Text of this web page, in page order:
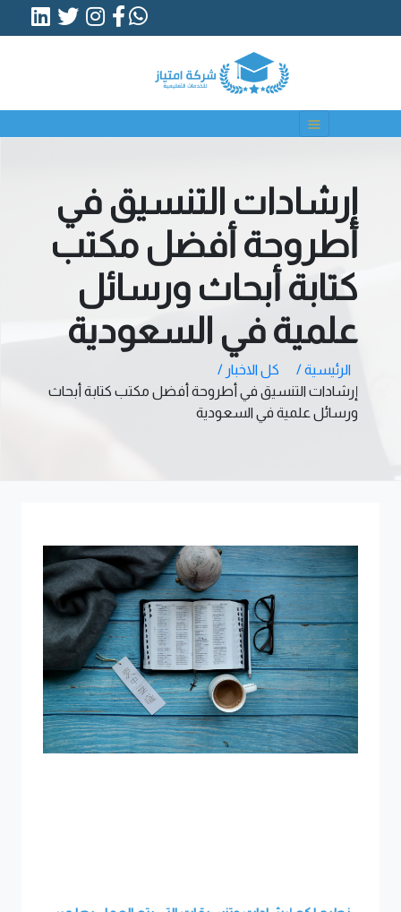
إرشادات التنسيق في
أطروحة أفضل مكتب
كتابة أبحاث ورسائل
علمية في السعودية
الرئيسية /
كل الاخبار /
إرشادات التنسيق في أطروحة أفضل مكتب كتابة أبحاث
ورسائل علمية في السعودية